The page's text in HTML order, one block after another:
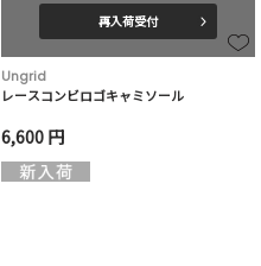
再入荷受付
Ungrid
レースコンビロゴキャミソール
6,600 円